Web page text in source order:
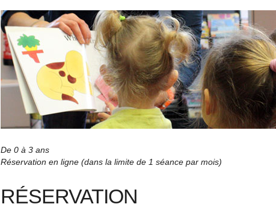
De 0 à 3 ans
Réservation en ligne (dans la limite de 1 séance par mois)
RÉSERVATION